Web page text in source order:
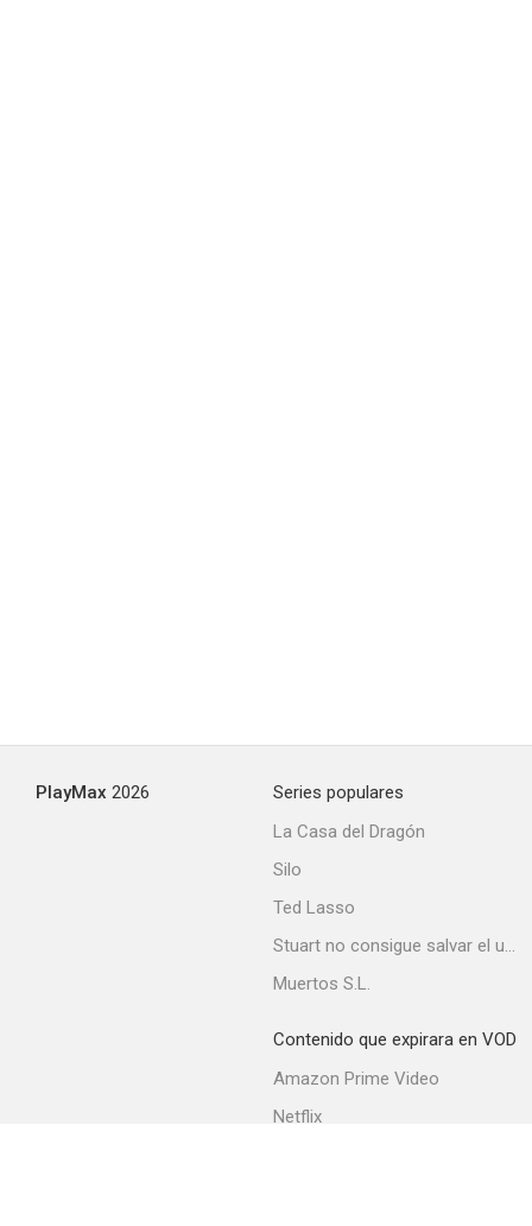
PlayMax 2026
Series populares
La Casa del Dragón
Silo
Ted Lasso
Stuart no consigue salvar el universo
Muertos S.L.
Contenido que expirara en VOD
Amazon Prime Video
Netflix